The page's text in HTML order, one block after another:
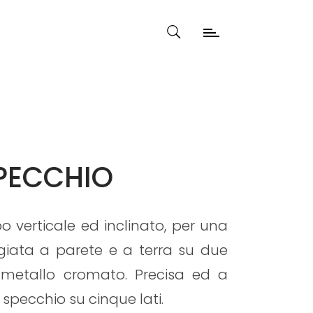
verticale ed inclinato, per una
a parete e a terra su due
cromato. Precisa ed a
su cinque lati.